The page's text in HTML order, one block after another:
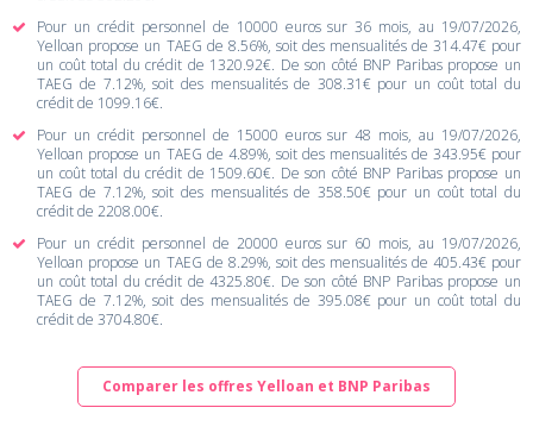
Pour un crédit personnel de 10000 euros sur 36 mois, au 19/07/2026,
Yelloan propose un TAEG de 8.56%, soit des mensualités de 314.47€ pour
un coût total du crédit de 1320.92€. De son côté BNP Paribas propose un
TAEG de 7.12%, soit des mensualités de 308.31€ pour un coût total du
crédit de 1099.16€.
Pour un crédit personnel de 15000 euros sur 48 mois, au 19/07/2026,
Yelloan propose un TAEG de 4.89%, soit des mensualités de 343.95€ pour
un coût total du crédit de 1509.60€. De son côté BNP Paribas propose un
TAEG de 7.12%, soit des mensualités de 358.50€ pour un coût total du
crédit de 2208.00€.
Pour un crédit personnel de 20000 euros sur 60 mois, au 19/07/2026,
Yelloan propose un TAEG de 8.29%, soit des mensualités de 405.43€ pour
un coût total du crédit de 4325.80€. De son côté BNP Paribas propose un
TAEG de 7.12%, soit des mensualités de 395.08€ pour un coût total du
crédit de 3704.80€.
Comparer les offres Yelloan et BNP Paribas